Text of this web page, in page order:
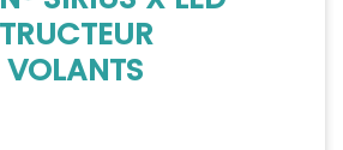
VOLANTS